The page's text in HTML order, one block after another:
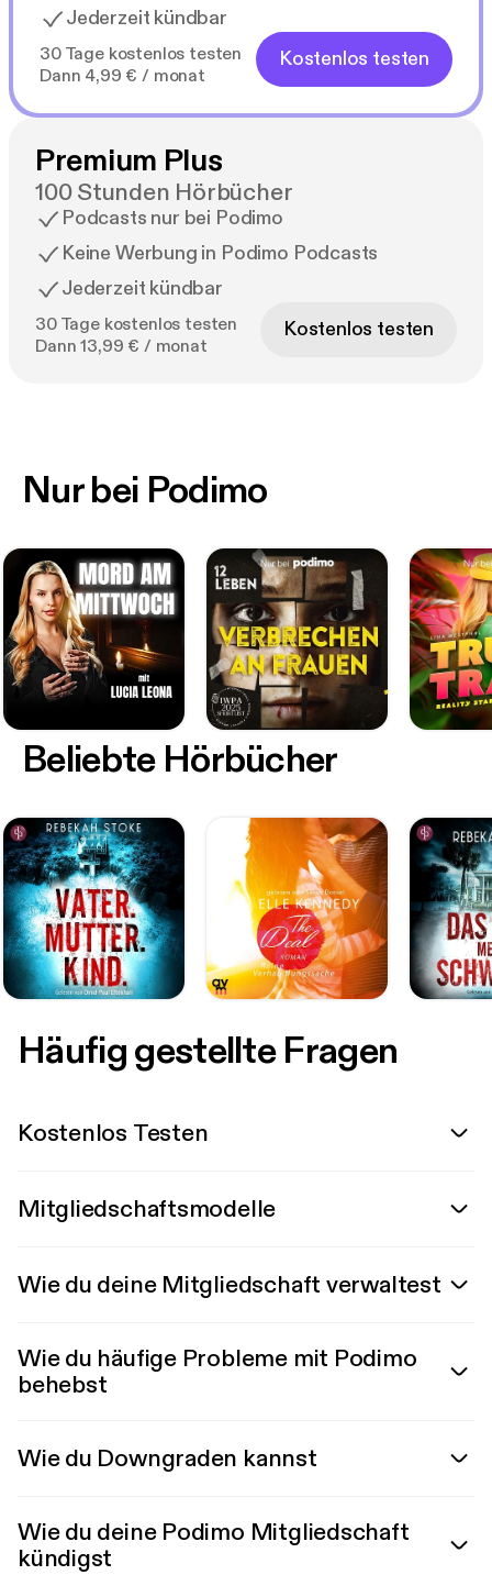
Jederzeit kündbar
30 Tage kostenlos testen
Dann 4,99 € / monat
Kostenlos testen
Premium Plus
100 Stunden Hörbücher
Podcasts nur bei Podimo
Keine Werbung in Podimo Podcasts
Jederzeit kündbar
30 Tage kostenlos testen
Dann 13,99 € / monat
Kostenlos testen
Nur bei Podimo
Beliebte Hörbücher
Häufig gestellte Fragen
Kostenlos Testen
Mitgliedschaftsmodelle
Wie du deine Mitgliedschaft verwaltest
Wie du häufige Probleme mit Podimo
behebst
Wie du Downgraden kannst
Wie du deine Podimo Mitgliedschaft
kündigst